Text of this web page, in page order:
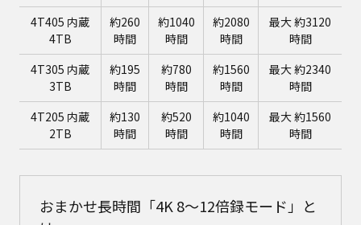
4T405 内蔵
4TB
約260
時間
約1040
時間
約2080
時間
最大 約3120
時間
4T305 内蔵
3TB
約195
時間
約780
時間
約1560
時間
最大 約2340
時間
4T205 内蔵
2TB
約130
時間
約520
時間
約1040
時間
最大 約1560
時間
おまかせ長時間「4K 8～12倍録モード」と